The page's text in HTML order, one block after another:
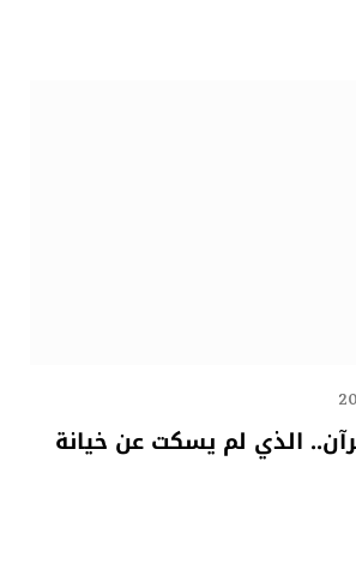
الذي لم يسكت عن خيانة